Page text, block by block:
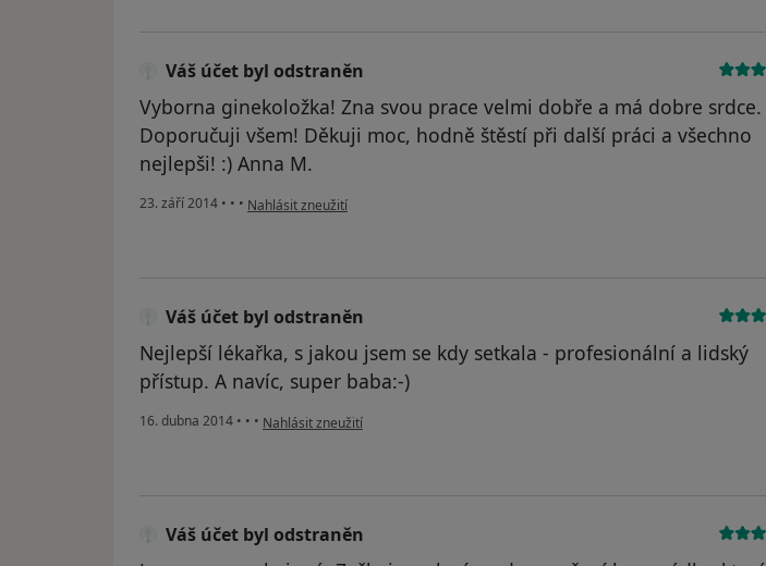
Váš účet byl odstraněn
Vyborna ginekoložka! Zna svou prace velmi dobře a má dobre srdce.
Doporučuji všem! Děkuji moc, hodně štěstí při další práci a všechno
nejlepši! :) Anna M.
23. září 2014 • • • podle názoru uživatele Váš účet byl odstraněn
Nahlásit zneužití
Váš účet byl odstraněn
Nejlepší lékařka, s jakou jsem se kdy setkala - profesionální a lidský
přístup. A navíc, super baba:-)
16. dubna 2014 • • • podle názoru uživatele Váš účet byl odstraněn
Nahlásit zneužití
Váš účet byl odstraněn